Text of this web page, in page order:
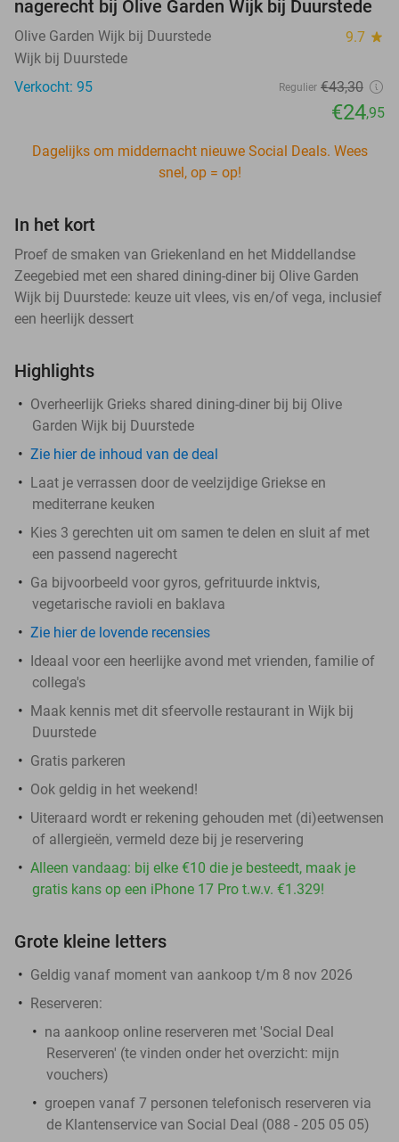
nagerecht bij Olive Garden Wijk bij Duurstede
Olive Garden Wijk bij Duurstede 9.7 star
Wijk bij Duurstede
Verkocht: 95
Regulier €43,30
€24,95
Dagelijks om middernacht nieuwe Social Deals. Wees
snel, op = op!
In het kort
Proef de smaken van Griekenland en het Middellandse
Zeegebied met een shared dining-diner bij Olive Garden
Wijk bij Duurstede: keuze uit vlees, vis en/of vega, inclusief
een heerlijk dessert
Highlights
Overheerlijk Grieks shared dining-diner bij bij Olive
Garden Wijk bij Duurstede
Zie hier de inhoud van de deal
Laat je verrassen door de veelzijdige Griekse en
mediterrane keuken
Kies 3 gerechten uit om samen te delen en sluit af met
een passend nagerecht
Ga bijvoorbeeld voor gyros, gefrituurde inktvis,
vegetarische ravioli en baklava
Zie hier de lovende recensies
Ideaal voor een heerlijke avond met vrienden, familie of
collega's
Maak kennis met dit sfeervolle restaurant in Wijk bij
Duurstede
Gratis parkeren
Ook geldig in het weekend!
Uiteraard wordt er rekening gehouden met (di)eetwensen
of allergieën, vermeld deze bij je reservering
Alleen vandaag: bij elke €10 die je besteedt, maak je
gratis kans op een iPhone 17 Pro t.w.v. €1.329!
Grote kleine letters
Geldig vanaf moment van aankoop t/m 8 nov 2026
Reserveren:
na aankoop online reserveren met 'Social Deal
Reserveren' (te vinden onder het overzicht: mijn
vouchers)
groepen vanaf 7 personen telefonisch reserveren via
de Klantenservice van Social Deal (088 - 205 05 05)